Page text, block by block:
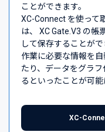
ことができます。
XC-Connect を使って
は、 XC Gate.V3 の帳
して保存することがで
作業に必要な情報を
たり、データをグラ
るといったことが可能
XC-